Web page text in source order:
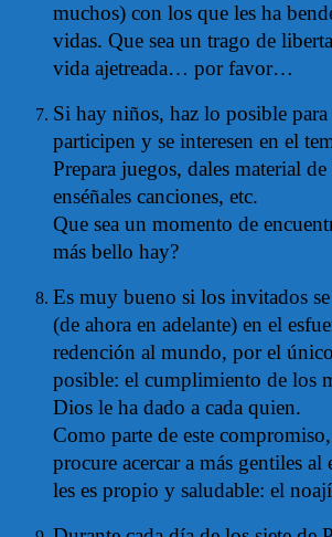
muchos) con los que les ha
vidas. Que sea un trago de
vida ajetreada… por favor…
Si hay niños, haz lo posible
participen y se interesen en el
Prepara juegos, dales material
enséñales canciones, etc.
Que sea un momento de
más bello hay?
Es muy bueno si los invitados
(de ahora en adelante) en el
redención al mundo, por el
posible: el cumplimiento de los
Dios le ha dado a cada quien.
Como parte de este
procure acercar a más gentiles
les es propio y saludable: el